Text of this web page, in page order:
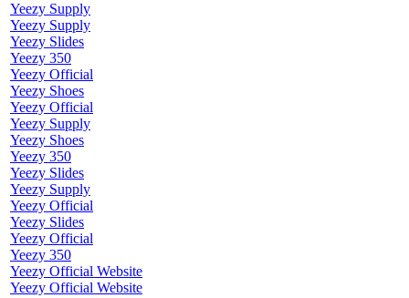
Yeezy Supply
Yeezy Supply
Yeezy Slides
Yeezy 350
Yeezy Official
Yeezy Shoes
Yeezy Official
Yeezy Supply
Yeezy Shoes
Yeezy 350
Yeezy Slides
Yeezy Supply
Yeezy Official
Yeezy Slides
Yeezy Official
Yeezy 350
Yeezy Official Website
Yeezy Official Website